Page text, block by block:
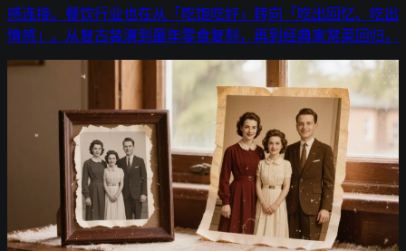
感连接。餐饮行业也在从「吃饱吃好」转向「吃出回忆、吃出
情感」。从复古装潢到童年零食复刻，再到经典家常菜回归，